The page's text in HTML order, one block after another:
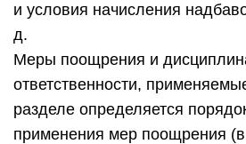
и условия начисления
д.
Меры поощрения и
ответственности,
разделе определяется
применения мер поощрения (в